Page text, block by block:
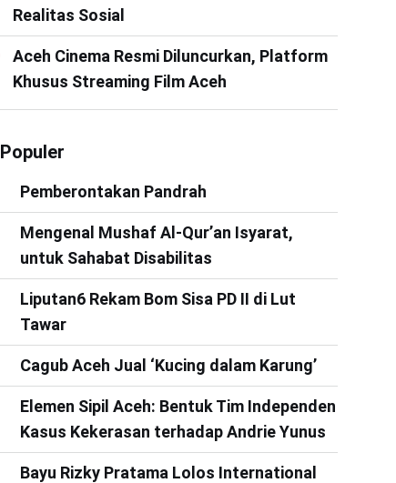
Realitas Sosial
Aceh Cinema Resmi Diluncurkan, Platform
Khusus Streaming Film Aceh
Populer
Pemberontakan Pandrah
Mengenal Mushaf Al-Qur’an Isyarat,
untuk Sahabat Disabilitas
Liputan6 Rekam Bom Sisa PD II di Lut
Tawar
Cagub Aceh Jual ‘Kucing dalam Karung’
Elemen Sipil Aceh: Bentuk Tim Independen
Kasus Kekerasan terhadap Andrie Yunus
Bayu Rizky Pratama Lolos International